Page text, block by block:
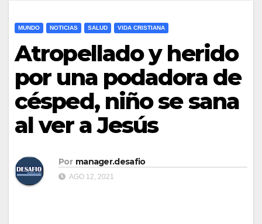
MUNDO NOTICIAS SALUD VIDA CRISTIANA
Atropellado y herido
por una podadora de
césped, niño se sana
al ver a Jesús
Por manager.desafio
AGO 12, 2021